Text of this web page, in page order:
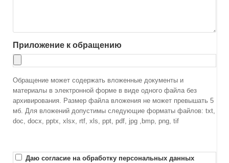
Приложение к обращению
Обращение может содержать вложенные документы и
материалы в электронной форме в виде одного файла без
архивирования. Размер файла вложения не может превышать 5
мб. Для вложений допустимы следующие форматы файлов: txt,
doc, docx, pptx, xlsx, rtf, xls, ppt, pdf, jpg ,bmp, png, tif
Даю согласие на обработку персональных данных